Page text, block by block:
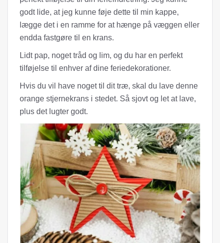
godt lide, at jeg kunne føje dette til min kappe,
lægge det i en ramme for at hænge på væggen eller
endda fastgøre til en krans.
Lidt pap, noget tråd og lim, og du har en perfekt
tilføjelse til enhver af dine feriedekorationer.
Hvis du vil have noget til dit træ, skal du lave denne
orange stjernekrans i stedet. Så sjovt og let at lave,
plus det lugter godt.